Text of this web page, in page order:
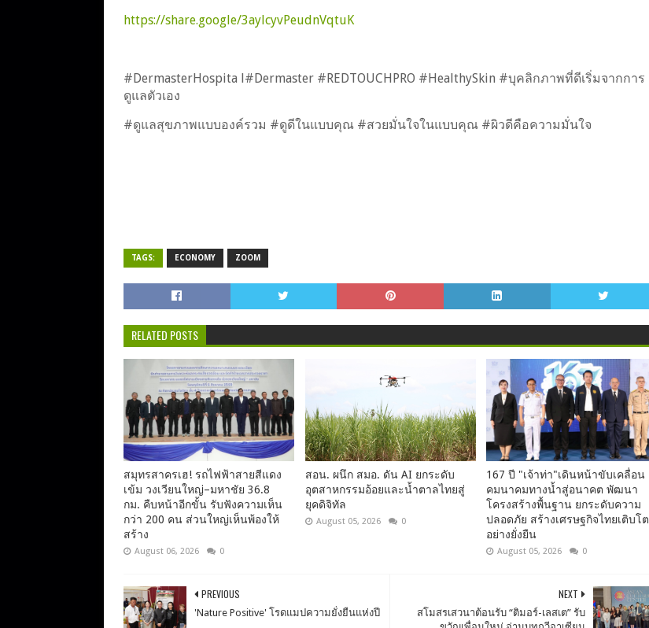
https://share.google/3aylcyvPeudnVqtuK
#DermasterHospita l#Dermaster #REDTOUCHPRO #HealthySkin #บุคลิกภาพที่ดีเริ่มจากการ
ดูแลตัวเอง
#ดูแลสุขภาพแบบองค์รวม #ดูดีในแบบคุณ #สวยมั่นใจในแบบคุณ #ผิวดีคือความมั่นใจ
TAGS: ECONOMY ZOOM
RELATED POSTS
สมุทรสาครเฮ! รถไฟฟ้าสายสีแดง
เข้ม วงเวียนใหญ่–มหาชัย 36.8
กม. คืบหน้าอีกขั้น รับฟังความเห็น
กว่า 200 คน ส่วนใหญ่เห็นพ้องให้
สร้าง
August 06, 2026 0
สอน. ผนึก สมอ. ดัน AI ยกระดับ
อุตสาหกรรมอ้อยและน้ำตาลไทยสู่
ยุคดิจิทัล
August 05, 2026 0
167 ปี "เจ้าท่า"เดินหน้าขับเคลื่อน
คมนาคมทางน้ำสู่อนาคต พัฒนา
โครงสร้างพื้นฐาน ยกระดับความ
ปลอดภัย สร้างเศรษฐกิจไทยเติบโต
อย่างยั่งยืน
August 05, 2026 0
NEXT
สโมสรเสวนาต้อนรับ “ติมอร์-เลสเต” รับ
PREVIOUS
'Nature Positive' โรดแมปความยั่งยืนแห่งปี